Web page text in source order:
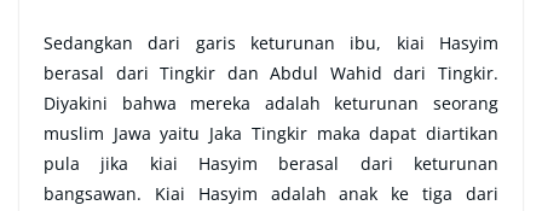
Sedangkan dari garis keturunan ibu, kiai Hasyim
berasal dari Tingkir dan Abdul Wahid dari Tingkir.
Diyakini bahwa mereka adalah keturunan seorang
muslim Jawa yaitu Jaka Tingkir maka dapat diartikan
pula jika kiai Hasyim berasal dari keturunan
bangsawan. Kiai Hasyim adalah anak ke tiga dari